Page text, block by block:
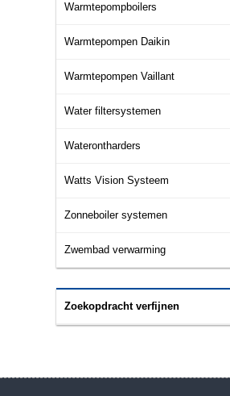
Warmtepompboilers
Warmtepompen Daikin
Warmtepompen Vaillant
Water filtersystemen
Waterontharders
Watts Vision Systeem
Zonneboiler systemen
Zwembad verwarming
Zoekopdracht verfijnen